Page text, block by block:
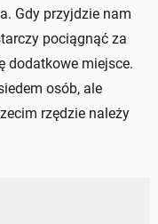
Gdy przyjdzie nam
pociągnąć za
dodatkowe miejsce.
osób, ale
rzędzie należy